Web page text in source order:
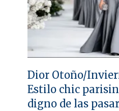
Dior Otoño/
Estilo chic
digno de las